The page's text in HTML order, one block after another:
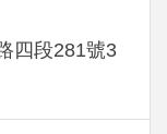
四段281號3